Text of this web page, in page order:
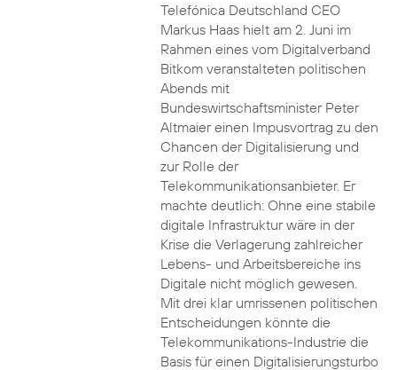
Telefónica Deutschland CEO
Markus Haas hielt am 2. Juni im
Rahmen eines vom Digitalverband
Bitkom veranstalteten politischen
Abends mit
Bundeswirtschaftsminister Peter
Altmaier einen Impusvortrag zu den
Chancen der Digitalisierung und
zur Rolle der
Telekommunikationsanbieter. Er
machte deutlich: Ohne eine stabile
digitale Infrastruktur wäre in der
Krise die Verlagerung zahlreicher
Lebens- und Arbeitsbereiche ins
Digitale nicht möglich gewesen.
Mit drei klar umrissenen politischen
Entscheidungen könnte die
Telekommunikations-Industrie die
Basis für einen Digitalisierungsturbo